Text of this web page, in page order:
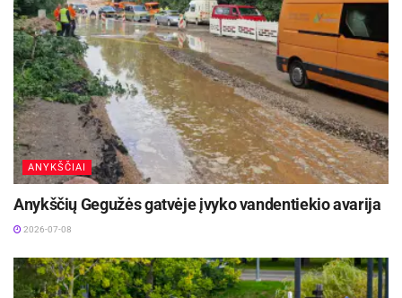
ANYKŠČIAI
Anykščių Gegužės gatvėje įvyko vandentiekio avarija
2026-07-08